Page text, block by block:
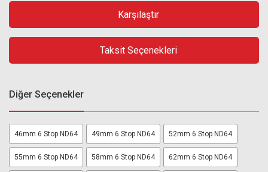
Karşılaştır
Taksit Seçenekleri
Diğer Seçenekler
46mm 6 Stop ND64 49mm 6 Stop ND64 52mm 6 Stop ND64
55mm 6 Stop ND64 58mm 6 Stop ND64 62mm 6 Stop ND64